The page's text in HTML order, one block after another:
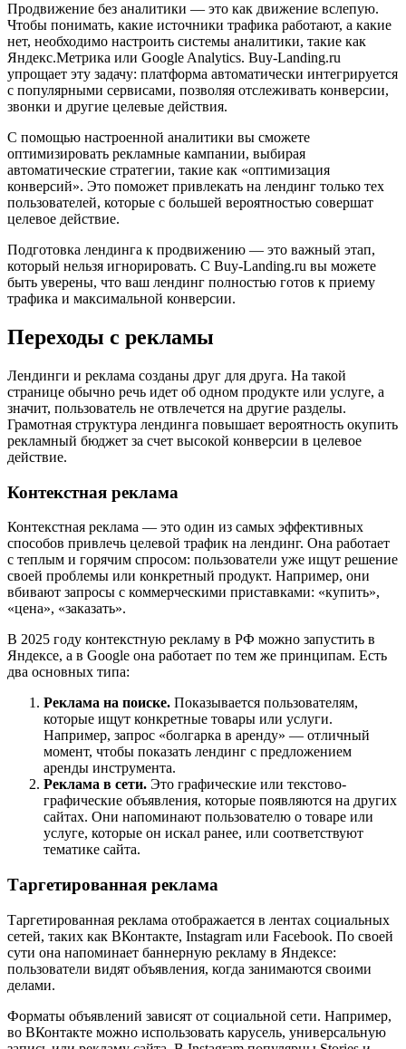
Продвижение без аналитики — это как движение вслепую.
Чтобы понимать, какие источники трафика работают, а какие
нет, необходимо настроить системы аналитики, такие как
Яндекс.Метрика или Google Analytics. Buy-Landing.ru
упрощает эту задачу: платформа автоматически интегрируется
с популярными сервисами, позволяя отслеживать конверсии,
звонки и другие целевые действия.
С помощью настроенной аналитики вы сможете
оптимизировать рекламные кампании, выбирая
автоматические стратегии, такие как «оптимизация
конверсий». Это поможет привлекать на лендинг только тех
пользователей, которые с большей вероятностью совершат
целевое действие.
Подготовка лендинга к продвижению — это важный этап,
который нельзя игнорировать. С Buy-Landing.ru вы можете
быть уверены, что ваш лендинг полностью готов к приему
трафика и максимальной конверсии.
Переходы с рекламы
Лендинги и реклама созданы друг для друга. На такой
странице обычно речь идет об одном продукте или услуге, а
значит, пользователь не отвлечется на другие разделы.
Грамотная структура лендинга повышает вероятность окупить
рекламный бюджет за счет высокой конверсии в целевое
действие.
Контекстная реклама
Контекстная реклама — это один из самых эффективных
способов привлечь целевой трафик на лендинг. Она работает
с теплым и горячим спросом: пользователи уже ищут решение
своей проблемы или конкретный продукт. Например, они
вбивают запросы с коммерческими приставками: «купить»,
«цена», «заказать».
В 2025 году контекстную рекламу в РФ можно запустить в
Яндексе, а в Google она работает по тем же принципам. Есть
два основных типа:
Реклама на поиске. Показывается пользователям,
которые ищут конкретные товары или услуги.
Например, запрос «болгарка в аренду» — отличный
момент, чтобы показать лендинг с предложением
аренды инструмента.
Реклама в сети. Это графические или текстово-
графические объявления, которые появляются на других
сайтах. Они напоминают пользователю о товаре или
услуге, которые он искал ранее, или соответствуют
тематике сайта.
Таргетированная реклама
Таргетированная реклама отображается в лентах социальных
сетей, таких как ВКонтакте, Instagram или Facebook. По своей
сути она напоминает баннерную рекламу в Яндексе:
пользователи видят объявления, когда занимаются своими
делами.
Форматы объявлений зависят от социальной сети. Например,
во ВКонтакте можно использовать карусель, универсальную